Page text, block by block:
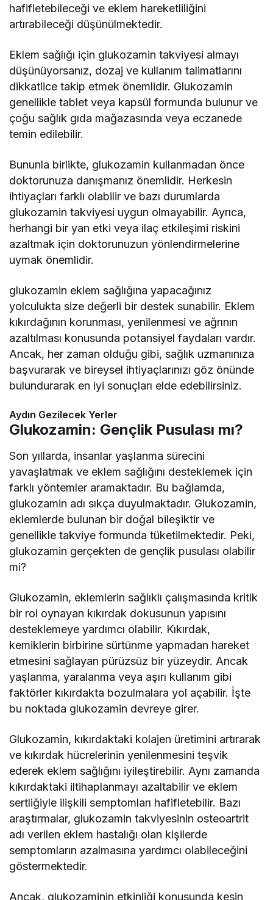
hafifletebileceği ve eklem hareketliliğini
artırabileceği düşünülmektedir.
Eklem sağlığı için glukozamin takviyesi almayı
düşünüyorsanız, dozaj ve kullanım talimatlarını
dikkatlice takip etmek önemlidir. Glukozamin
genellikle tablet veya kapsül formunda bulunur ve
çoğu sağlık gıda mağazasında veya eczanede
temin edilebilir.
Bununla birlikte, glukozamin kullanmadan önce
doktorunuza danışmanız önemlidir. Herkesin
ihtiyaçları farklı olabilir ve bazı durumlarda
glukozamin takviyesi uygun olmayabilir. Ayrıca,
herhangi bir yan etki veya ilaç etkileşimi riskini
azaltmak için doktorunuzun yönlendirmelerine
uymak önemlidir.
glukozamin eklem sağlığına yapacağınız
yolculukta size değerli bir destek sunabilir. Eklem
kıkırdağının korunması, yenilenmesi ve ağrının
azaltılması konusunda potansiyel faydaları vardır.
Ancak, her zaman olduğu gibi, sağlık uzmanınıza
başvurarak ve bireysel ihtiyaçlarınızı göz önünde
bulundurarak en iyi sonuçları elde edebilirsiniz.
Aydın Gezilecek Yerler
Glukozamin: Gençlik Pusulası mı?
Son yıllarda, insanlar yaşlanma sürecini
yavaşlatmak ve eklem sağlığını desteklemek için
farklı yöntemler aramaktadır. Bu bağlamda,
glukozamin adı sıkça duyulmaktadır. Glukozamin,
eklemlerde bulunan bir doğal bileşiktir ve
genellikle takviye formunda tüketilmektedir. Peki,
glukozamin gerçekten de gençlik pusulası olabilir
mi?
Glukozamin, eklemlerin sağlıklı çalışmasında kritik
bir rol oynayan kıkırdak dokusunun yapısını
desteklemeye yardımcı olabilir. Kıkırdak,
kemiklerin birbirine sürtünme yapmadan hareket
etmesini sağlayan pürüzsüz bir yüzeydir. Ancak
yaşlanma, yaralanma veya aşırı kullanım gibi
faktörler kıkırdakta bozulmalara yol açabilir. İşte
bu noktada glukozamin devreye girer.
Glukozamin, kıkırdaktaki kolajen üretimini artırarak
ve kıkırdak hücrelerinin yenilenmesini teşvik
ederek eklem sağlığını iyileştirebilir. Aynı zamanda
kıkırdaktaki iltihaplanmayı azaltabilir ve eklem
sertliğiyle ilişkili semptomları hafifletebilir. Bazı
araştırmalar, glukozamin takviyesinin osteoartrit
adı verilen eklem hastalığı olan kişilerde
semptomların azalmasına yardımcı olabileceğini
göstermektedir.
Ancak, glukozaminin etkinliği konusunda kesin